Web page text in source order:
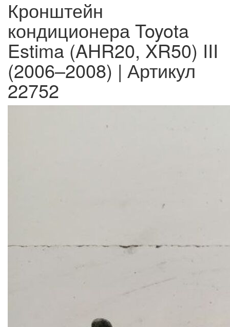
Кронштейн
кондиционера Toyota
Estima (AHR20, XR50) III
(2006–2008) | Артикул
22752